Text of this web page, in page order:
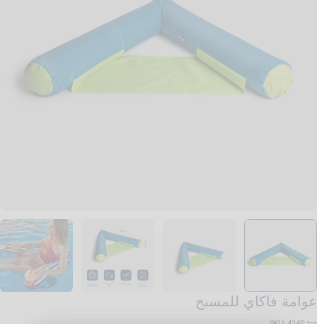
الوسائط 0 في نافذة منبثقة
عوامة فاكاي للمسبح